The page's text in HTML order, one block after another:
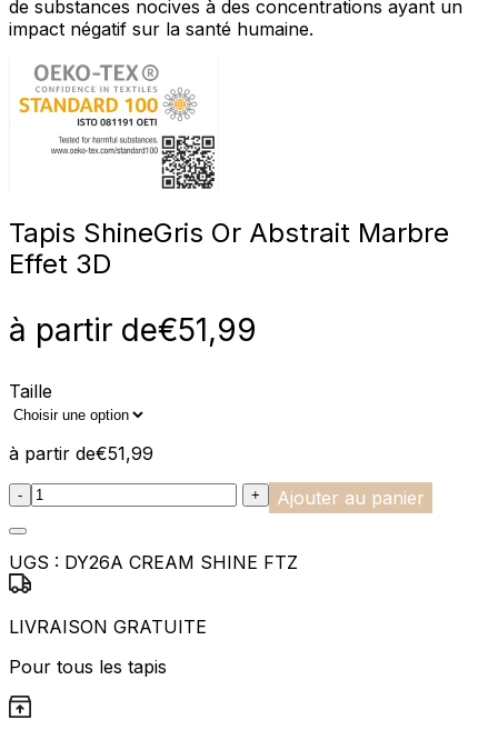
de substances nocives à des concentrations ayant un
impact négatif sur la santé humaine.
Tapis ShineGris Or Abstrait Marbre
Effet 3D
à partir de€51,99
Taille
à partir de€51,99
:product_name quantity
- + Ajouter au panier
UGS : DY26A CREAM SHINE FTZ
LIVRAISON GRATUITE
Pour tous les tapis